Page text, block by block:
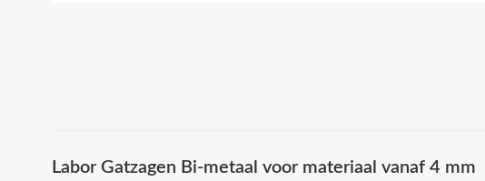
Labor Gatzagen Bi-metaal voor materiaal vanaf 4 mm